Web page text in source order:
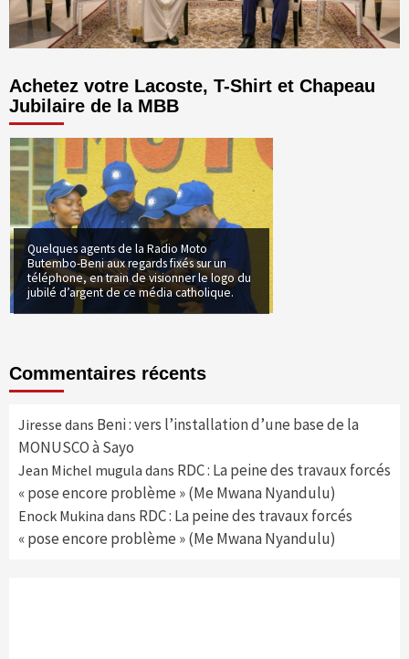
Achetez votre Lacoste, T-Shirt et Chapeau
Jubilaire de la MBB
Quelques agents de la Radio Moto
Butembo-Beni aux regards fixés sur un
téléphone, en train de visionner le logo du
jubilé d’argent de ce média catholique.
Commentaires récents
Jiresse dans Beni : vers l’installation d’une base de la
MONUSCO à Sayo
Jean Michel mugula dans RDC : La peine des travaux forcés
« pose encore problème » (Me Mwana Nyandulu)
Enock Mukina dans RDC : La peine des travaux forcés
« pose encore problème » (Me Mwana Nyandulu)